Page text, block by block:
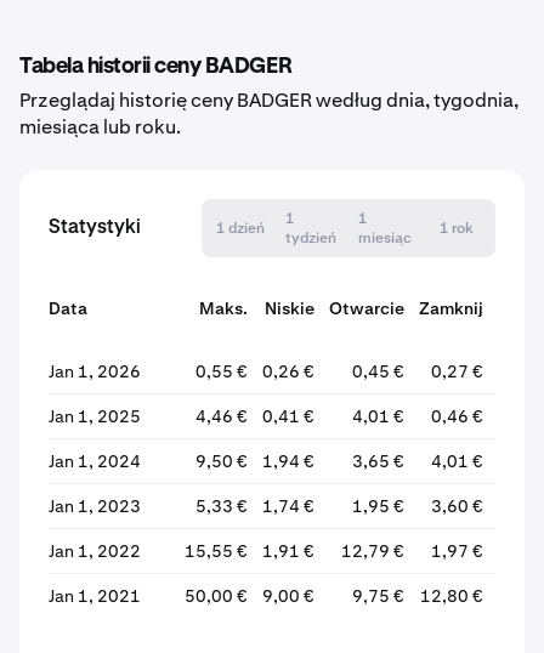
Tabela historii ceny BADGER
Przeglądaj historię ceny BADGER według dnia, tygodnia,
miesiąca lub roku.
Statystyki 1 dzień
1
tydzień
1
miesiąc
1 rok
Data Maks. Niskie Otwarcie Zamknij
Jan 1, 2026 0,55 € 0,26 € 0,45 € 0,27 €
Jan 1, 2025 4,46 € 0,41 € 4,01 € 0,46 €
Jan 1, 2024 9,50 € 1,94 € 3,65 € 4,01 €
Jan 1, 2023 5,33 € 1,74 € 1,95 € 3,60 €
Jan 1, 2022 15,55 € 1,91 € 12,79 € 1,97 €
Jan 1, 2021 50,00 € 9,00 € 9,75 € 12,80 €